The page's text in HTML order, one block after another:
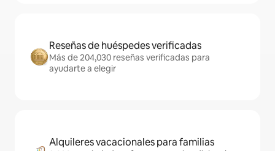
Reseñas de huéspedes verificadas
Más de 204,030 reseñas verificadas para
ayudarte a elegir
Alquileres vacacionales para familias